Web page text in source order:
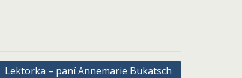
Lektorka – paní Annemarie Bukatsch